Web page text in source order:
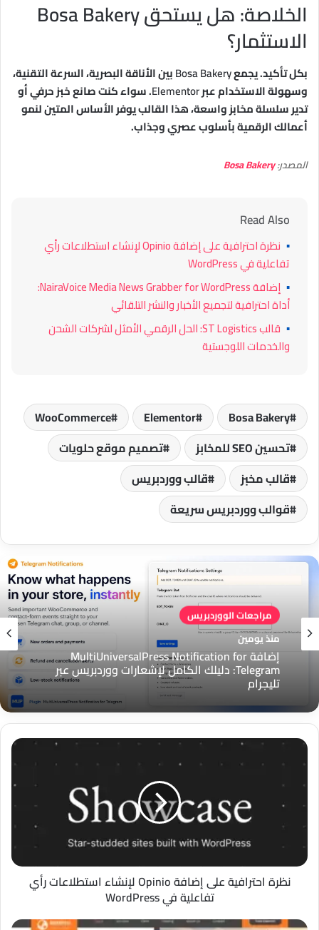
الخلاصة: هل يستحق Bosa Bakery
الاستثمار؟
بكل تأكيد. يجمعBosa Bakeryبين الأناقة البصرية، السرعة التقنية،
وسهولة الاستخدام عبرElementor. سواء كنت صانع خبز حرفي أو
تدير سلسلة مخابز واسعة، هذا القالب يوفر الأساس المتين لنمو
أعمالك الرقمية بأسلوب عصري وجذاب.
المصدر:Bosa Bakery
Read Also
▪
نظرة احترافية على إضافة Opinio لإنشاء استطلاعات رأي
تفاعلية في WordPress
▪
إضافة NairaVoice Media News Grabber for WordPress:
أداة احترافية لتجميع الأخبار والنشر التلقائي
▪
قالب ST Logistics: الحل الرقمي الأمثل لشركات الشحن
والخدمات اللوجستية
Bosa Bakery
Elementor
WooCommerce
تحسين SEO للمخابز
تصميم موقع حلويات
قالب مخبز
قالب ووردبريس
قوالب ووردبريس سريعة
مراجعات الووردبريس
منذ يومين
إضافة MultiUniversalPress Notification for
Telegram: دليلك الكامل لإشعارات ووردبريس عبر
تليجرام
نظرة
احترافية
إضافة
Opinio
رأي
تفاعلية
WordPress
نظرة احترافية على إضافة Opinio لإنشاء استطلاعات رأي
تفاعلية في WordPress
قالب